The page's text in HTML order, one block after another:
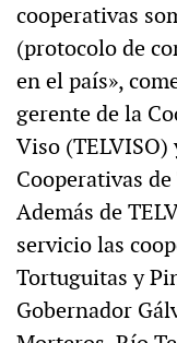
cooperativas
(protocolo de
en el país»,
gerente de la
Viso (TELVISO)
Cooperativas
Además de
servicio las
Tortuguitas y
Gobernador